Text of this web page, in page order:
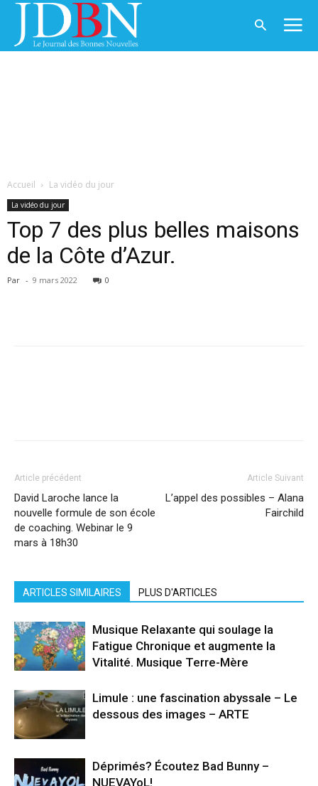
Accueil La vidéo du jour
La vidéo du jour
Top 7 des plus belles maisons
de la Côte d’Azur.
Par - 9 mars 2022 0
Article précédent
David Laroche lance la
nouvelle formule de son école
de coaching. Webinar le 9
mars à 18h30
Article Suivant
L’appel des possibles – Alana
Fairchild
ARTICLES SIMILAIRES PLUS D'ARTICLES
Musique Relaxante qui soulage la
Fatigue Chronique et augmente la
Vitalité. Musique Terre-Mère
Limule : une fascination abyssale – Le
dessous des images – ARTE
Déprimés? Écoutez Bad Bunny –
NUEVAYoL!